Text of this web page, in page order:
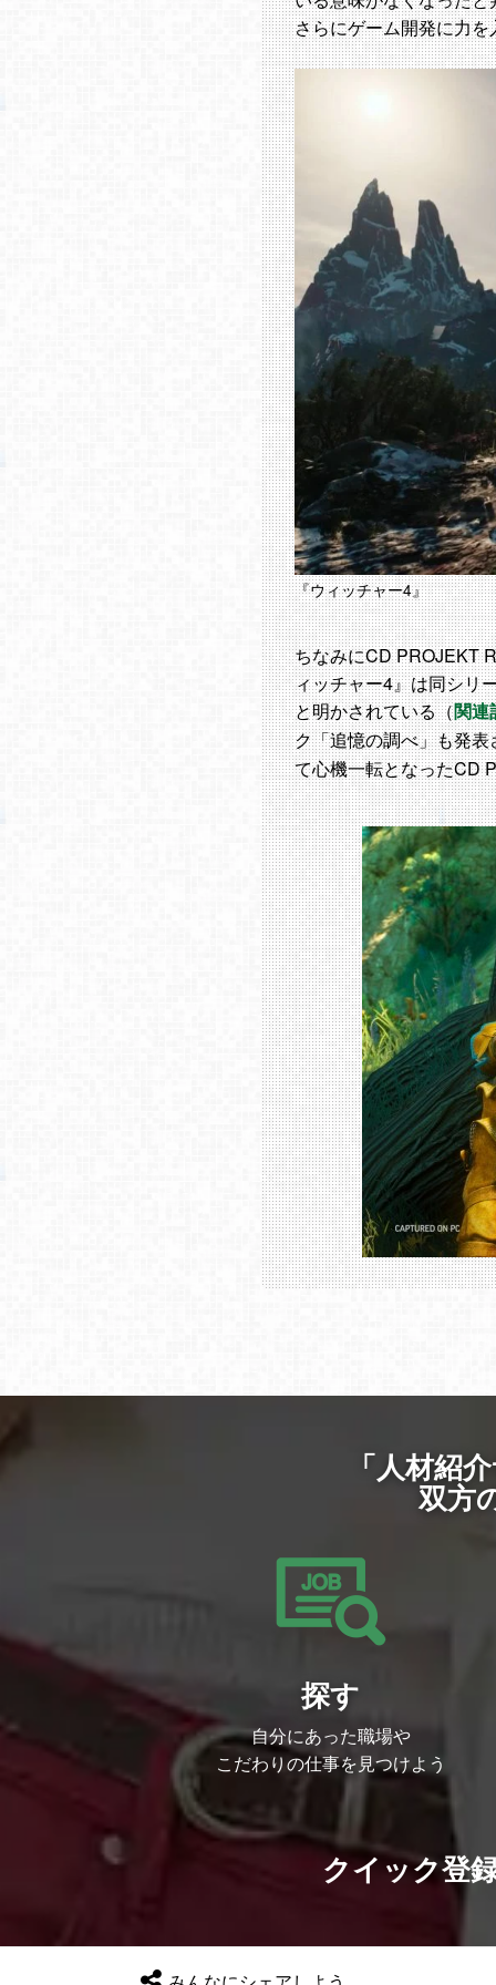
さらにゲーム開発に力
『ウィッチャー4』
ちなみにCD PROJEKT
ィッチャー4』は同シリ
と明かされている（関連
ク「追憶の調べ」も発
て心機一転となったCD
「人材紹
双方
探す
自分にあった職場や
こだわりの仕事を見つけよう
クイック登